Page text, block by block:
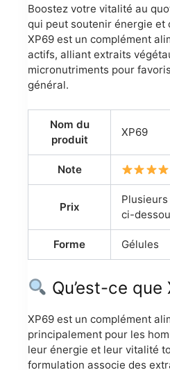
Boostez votre vitalité au
qui peut soutenir énergie et
XP69 est un complément
actifs, alliant extraits
micronutriments pour
général.
Nom du
produit
XP69
Note
Prix
ci-
Forme Gélules
Qu’est-ce que
XP69 est un complément
principalement pour les
leur énergie et leur vitalité
formulation associe des